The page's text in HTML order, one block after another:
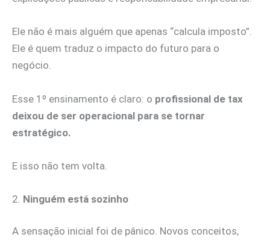
Ele não é mais alguém que apenas “calcula imposto”.
Ele é quem traduz o impacto do futuro para o
negócio.
Esse 1º ensinamento é claro: o profissional de tax
deixou de ser operacional para se tornar
estratégico.
E isso não tem volta.
2. Ninguém está sozinho
A sensação inicial foi de pânico. Novos conceitos,